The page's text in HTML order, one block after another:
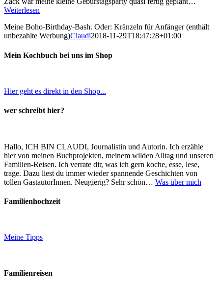
Weiterlesen
Meine Boho-Birthday-Bash. Oder: Kränzeln für Anfänger (enthält
unbezahlte Werbung)Claudi2018-11-29T18:47:28+01:00
Mein Kochbuch bei uns im Shop
Hier geht es direkt in den Shop...
wer schreibt hier?
Hallo, ICH BIN CLAUDI, Journalistin und Autorin. Ich erzähle
hier von meinen Buchprojekten, meinem wilden Alltag und unseren
Familien-Reisen. Ich verrate dir, was ich gern koche, esse, lese,
trage. Dazu liest du immer wieder spannende Geschichten von
tollen GastautorInnen. Neugierig? Sehr schön… Was über mich
Familienhochzeit
Meine Tipps
Familienreisen